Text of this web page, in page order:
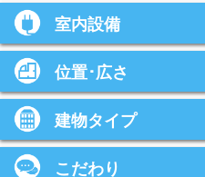
室内設備
位置･広さ
建物タイプ
こだわり